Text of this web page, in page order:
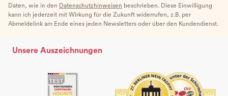
Daten, wie in den Datenschutzhinweisen beschrieben. Diese Einwilligung
kann ich jederzeit mit Wirkung für die Zukunft widerrufen, z.B. per
Abmeldelink am Ende eines jeden Newsletters oder über den Kundendienst.
Unsere Auszeichnungen